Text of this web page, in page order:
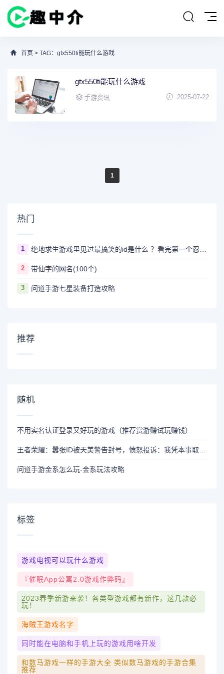
首页 > TAG：gtx550ti能玩什么游戏
gtx550ti能玩什么游戏
手游资讯 2025-07-22
1
热门
1 绝地求生游戏里见过最搞笑的id是什么 ？看完第一个忍不住爆笑
2 带仙字的网名(100个)
3 问道手游七星装备打造攻略
推荐
随机
不用实名认证登录又好玩的游戏（推荐赏游赚试玩赚钱）
问道手游金系怎么玩-金系玩法攻略
标签
游戏电视可以玩什么游戏
『催眠app公寓2.0游戏作弊码』
2023春季新游来袭！各类型游戏都有新作，这几款必
玩！
海贼王游戏名字
同时能在电脑和手机上玩的游戏用啥开发
和数马游戏一样的手游大全 类似数马游戏的手游合集
推荐